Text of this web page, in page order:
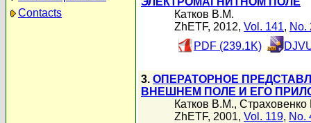
Contacts
Катков В.М.
ZhETF, 2012, Vol. 141, No.
PDF (239.1K)
3. ОПЕРАТОРНОЕ
ВНЕШНЕМ ПОЛЕ И ЕГО
Катков В.М.,
ZhETF, 2001, Vol. 119, No.